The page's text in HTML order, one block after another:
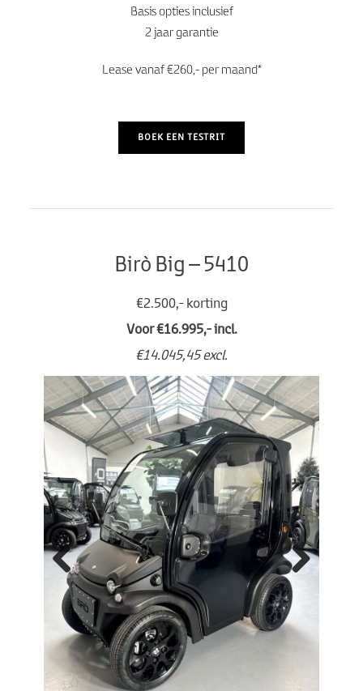
Basis opties inclusief
2 jaar garantie
Lease vanaf €260,- per maand*
BOEK EEN TESTRIT
Birò Big – 5410
€2.500,- korting
Voor €16.995,- incl.
€14.045,45 excl.
Previo
us
Next